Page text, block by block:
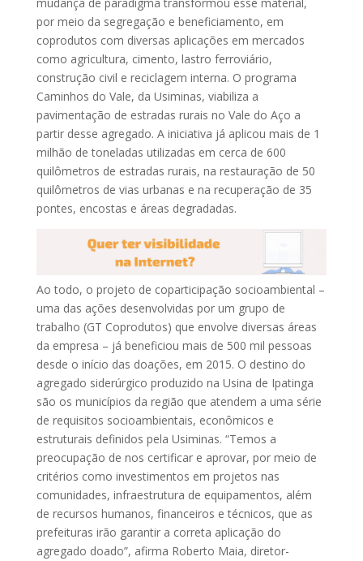
por meio da segregação e beneficiamento, em
coprodutos com diversas aplicações em mercados
como agricultura, cimento, lastro ferroviário,
construção civil e reciclagem interna. O programa
Caminhos do Vale, da Usiminas, viabiliza a
pavimentação de estradas rurais no Vale do Aço a
partir desse agregado. A iniciativa já aplicou mais de 1
milhão de toneladas utilizadas em cerca de 600
quilômetros de estradas rurais, na restauração de 50
quilômetros de vias urbanas e na recuperação de 35
pontes, encostas e áreas degradadas.
Ao todo, o projeto de coparticipação socioambiental –
uma das ações desenvolvidas por um grupo de
trabalho (GT Coprodutos) que envolve diversas áreas
da empresa – já beneficiou mais de 500 mil pessoas
desde o início das doações, em 2015. O destino do
agregado siderúrgico produzido na Usina de Ipatinga
são os municípios da região que atendem a uma série
de requisitos socioambientais, econômicos e
estruturais definidos pela Usiminas. “Temos a
preocupação de nos certificar e aprovar, por meio de
critérios como investimentos em projetos nas
comunidades, infraestrutura de equipamentos, além
de recursos humanos, financeiros e técnicos, que as
prefeituras irão garantir a correta aplicação do
agregado doado”, afirma Roberto Maia, diretor-